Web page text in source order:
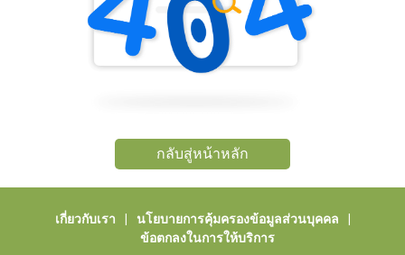
กลับสู่หน้าหลัก
เกี่ยวกับเรา นโยบายการคุ้มครองข้อมูลส่วนบุคคล
ข้อตกลงในการให้บริการ